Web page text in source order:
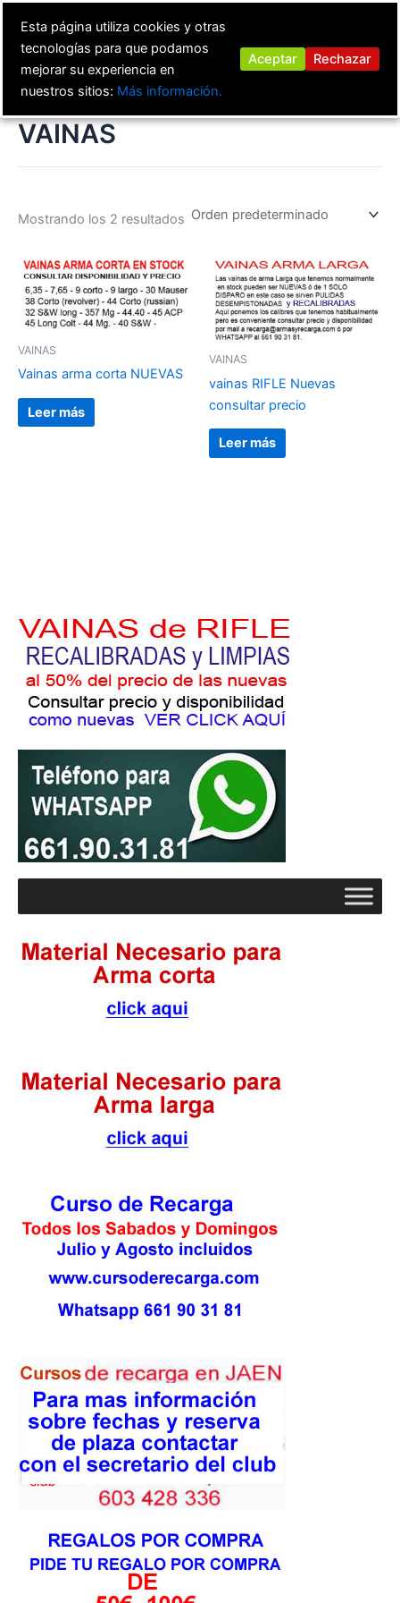
contenido
VAINAS
Mostrando los 2 resultados
VAINAS
Vainas arma corta NUEVAS
Leer más
VAINAS
vainas RIFLE Nuevas
consultar precio
Leer más
Esta página utiliza cookies y otras
tecnologías para que podamos
mejorar su experiencia en
nuestros sitios: Más información.
Aceptar Rechazar